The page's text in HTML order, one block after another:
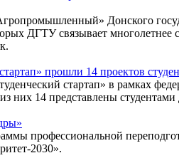
Донского
ДГТУ связывает многолетнее
прошли 14 проектов
стартап» в рамках
них 14 представлены
профессиональной
2030».